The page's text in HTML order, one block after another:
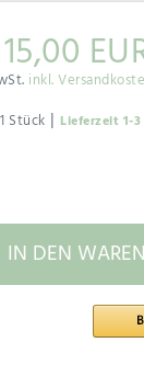
15,00
inkl.
1 Stück | Lieferzeit 1-
IN DEN